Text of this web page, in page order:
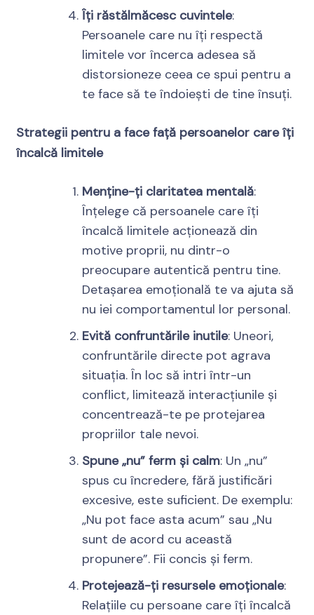
Îți răstălmăcesc cuvintele:
Persoanele care nu îți respectă
limitele vor încerca adesea să
distorsioneze ceea ce spui pentru a
te face să te îndoiești de tine însuți.
Strategii pentru a face față persoanelor care îți
încalcă limitele
Menține-ți claritatea mentală:
Înțelege că persoanele care îți
încalcă limitele acționează din
motive proprii, nu dintr-o
preocupare autentică pentru tine.
Detașarea emoțională te va ajuta să
nu iei comportamentul lor personal.
Evită confruntările inutile: Uneori,
confruntările directe pot agrava
situația. În loc să intri într-un
conflict, limitează interacțiunile și
concentrează-te pe protejarea
propriilor tale nevoi.
Spune „nu” ferm și calm: Un „nu”
spus cu încredere, fără justificări
excesive, este suficient. De exemplu:
„Nu pot face asta acum” sau „Nu
sunt de acord cu această
propunere”. Fii concis și ferm.
Protejează-ți resursele emoționale:
Relațiile cu persoane care îți încalcă